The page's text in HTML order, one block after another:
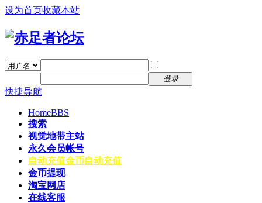
设为首页收藏本站
登录
快捷导航
HomeBBS
搜索
视觉地带主站
永久会员帐号
自动充值金币自动充值
金币提现
淘宝网店
在线客服